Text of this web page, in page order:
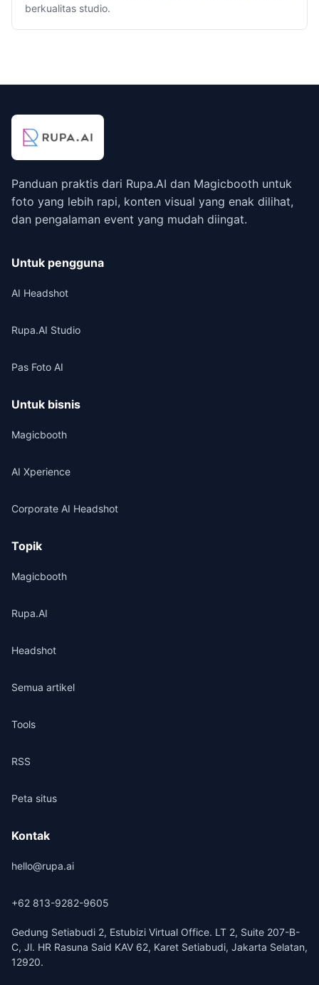
berkualitas studio.
Panduan praktis dari Rupa.AI dan Magicbooth untuk
foto yang lebih rapi, konten visual yang enak dilihat,
dan pengalaman event yang mudah diingat.
Untuk pengguna
AI Headshot
Rupa.AI Studio
Pas Foto AI
Untuk bisnis
Magicbooth
AI Xperience
Corporate AI Headshot
Topik
Magicbooth
Rupa.AI
Headshot
Semua artikel
Tools
RSS
Peta situs
Kontak
hello@rupa.ai
+62 813-9282-9605
Gedung Setiabudi 2, Estubizi Virtual Office. LT 2, Suite 207-B-
C, Jl. HR Rasuna Said KAV 62, Karet Setiabudi, Jakarta Selatan,
12920.